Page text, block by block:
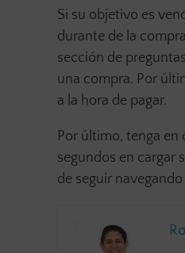
Si su objetivo es
durante de la
sección de
una compra. Por
a la hora de pagar.
Por último, tenga en
segundos en cargar
de seguir